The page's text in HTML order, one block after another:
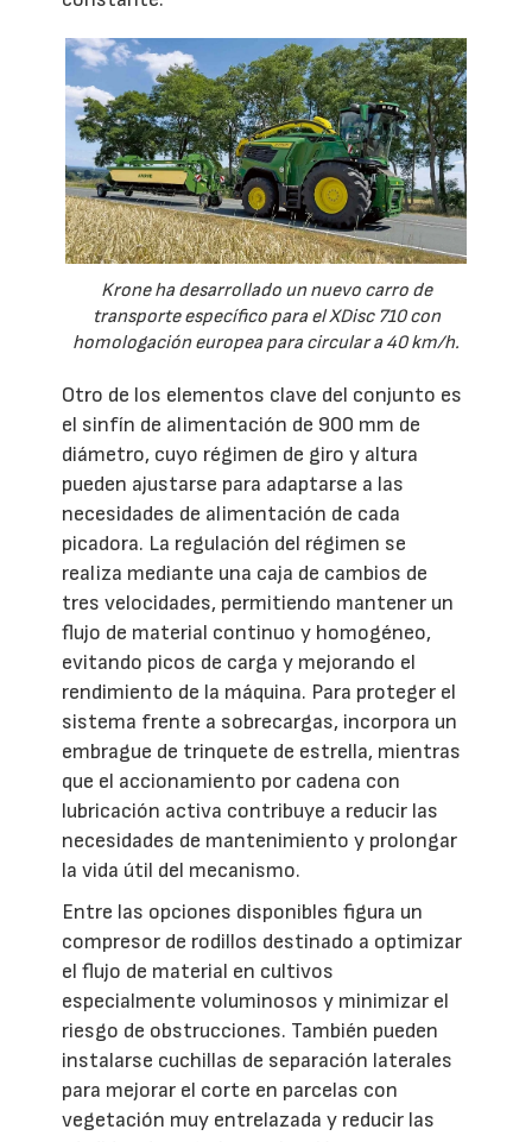
Krone ha desarrollado un nuevo carro de
transporte específico para el XDisc 710 con
homologación europea para circular a 40 km/h.
Otro de los elementos clave del conjunto es
el sinfín de alimentación de 900 mm de
diámetro, cuyo régimen de giro y altura
pueden ajustarse para adaptarse a las
necesidades de alimentación de cada
picadora. La regulación del régimen se
realiza mediante una caja de cambios de
tres velocidades, permitiendo mantener un
flujo de material continuo y homogéneo,
evitando picos de carga y mejorando el
rendimiento de la máquina. Para proteger el
sistema frente a sobrecargas, incorpora un
embrague de trinquete de estrella, mientras
que el accionamiento por cadena con
lubricación activa contribuye a reducir las
necesidades de mantenimiento y prolongar
la vida útil del mecanismo.
Entre las opciones disponibles figura un
compresor de rodillos destinado a optimizar
el flujo de material en cultivos
especialmente voluminosos y minimizar el
riesgo de obstrucciones. También pueden
instalarse cuchillas de separación laterales
para mejorar el corte en parcelas con
vegetación muy entrelazada y reducir las